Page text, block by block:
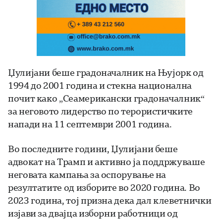
Џулијани беше градоначалник на Њујорк од
1994 до 2001 година и стекна национална
почит како „Сеамерикански градоначалник“
за неговото лидерство по терористичките
напади на 11 септември 2001 година.
Во последните години, Џулијани беше
адвокат на Трамп и активно ја поддржуваше
неговата кампања за оспорување на
резултатите од изборите во 2020 година. Во
2023 година, тој призна дека дал клеветнички
изјави за двајца изборни работници од